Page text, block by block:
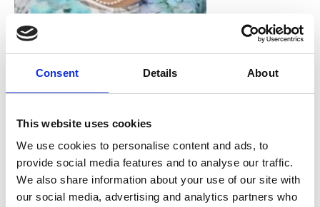
Consent Details About
This website uses cookies
We use cookies to personalise content and ads, to
provide social media features and to analyse our traffic.
We also share information about your use of our site with
our social media, advertising and analytics partners who
Ανακοινώσεις
ΔΕΡΜΑΤΟΛΟΓΟ ΚΥΡΙΑΚΗ ΧΡΙΣΤΟΦΗ
ΣΥΝΑΔΕΛΦΟ ΔΕΡΜΑΤΟΛΟΓΟ ΚΥΡΙΑΚΗ ΧΡΙΣΤΟΦΗ
11 Οκτωβρίου, 2024 Ανακοινώσεις
Share: